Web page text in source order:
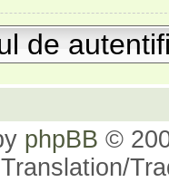
de
phpBB ©
Translation/